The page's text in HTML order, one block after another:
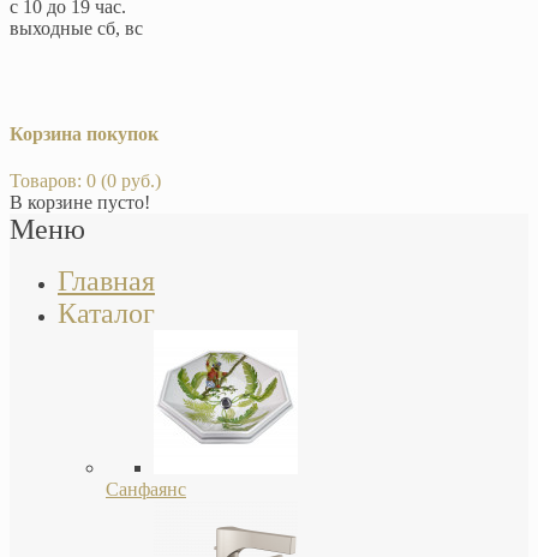
с 10 до 19 час.
выходные сб, вс
Корзина покупок
Товаров: 0 (0 руб.)
В корзине пусто!
Меню
Главная
Каталог
Санфаянс